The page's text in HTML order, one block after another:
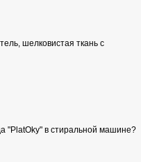
шелковистая ткань с
"PlatOky" в стиральной машине?